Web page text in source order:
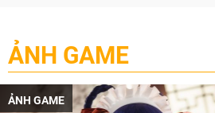
ẢNH GAME
ẢNH GAME